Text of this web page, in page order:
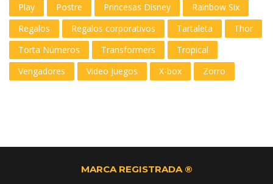
Play
Postre Princesas Disney
Rainbow Six
Regalos
Regalos corporativos Tartaleta
Thor
Torta Números
Transformers
Tropical
Vengadores
Video Juegos X-box Zorro
MARCA REGISTRADA ®